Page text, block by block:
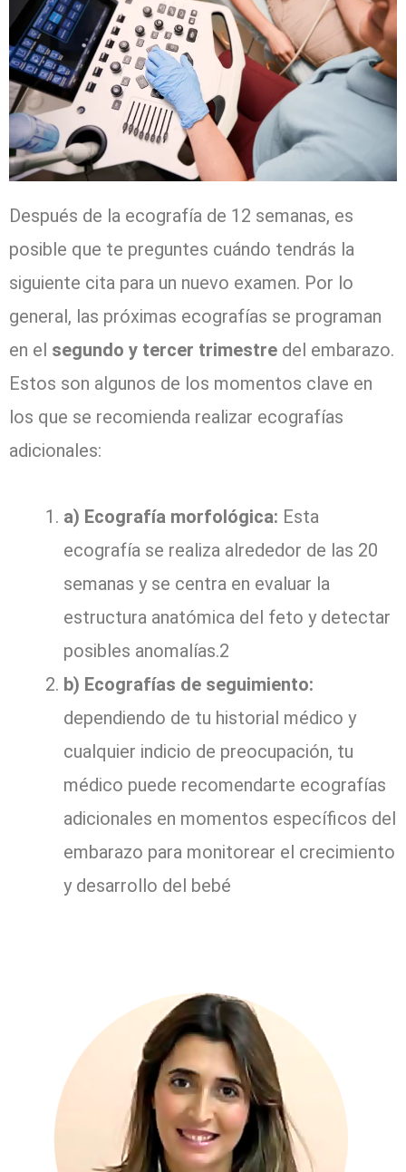
Después de la ecografía de 12 semanas, es
posible que te preguntes cuándo tendrás la
siguiente cita para un nuevo examen. Por lo
general, las próximas ecografías se programan
en el segundo y tercer trimestre del embarazo.
Estos son algunos de los momentos clave en
los que se recomienda realizar ecografías
adicionales:
a) Ecografía morfológica: Esta
ecografía se realiza alrededor de las 20
semanas y se centra en evaluar la
estructura anatómica del feto y detectar
posibles anomalías.2
b) Ecografías de seguimiento:
dependiendo de tu historial médico y
cualquier indicio de preocupación, tu
médico puede recomendarte ecografías
adicionales en momentos específicos del
embarazo para monitorear el crecimiento
y desarrollo del bebé